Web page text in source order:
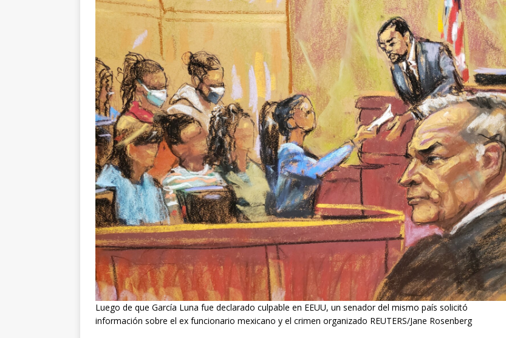
Luego de que García Luna fue declarado culpable en EEUU, un senador del mismo país solicitó
información sobre el ex funcionario mexicano y el crimen organizado REUTERS/Jane Rosenberg